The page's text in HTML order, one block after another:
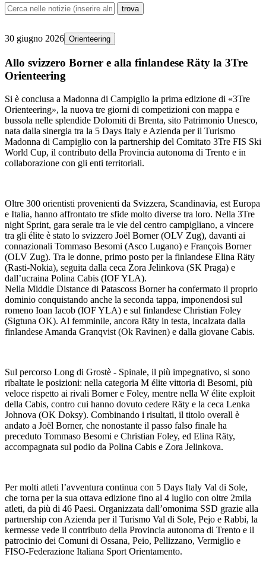
30 giugno 2026 Orienteering
Allo svizzero Borner e alla finlandese Räty la 3Tre
Orienteering
Si è conclusa a Madonna di Campiglio la prima edizione di «3Tre
Orienteering», la nuova tre giorni di competizioni con mappa e
bussola nelle splendide Dolomiti di Brenta, sito Patrimonio Unesco,
nata dalla sinergia tra la 5 Days Italy e Azienda per il Turismo
Madonna di Campiglio con la partnership del Comitato 3Tre FIS Ski
World Cup, il contributo della Provincia autonoma di Trento e in
collaborazione con gli enti territoriali.
Oltre 300 orientisti provenienti da Svizzera, Scandinavia, est Europa
e Italia, hanno affrontato tre sfide molto diverse tra loro. Nella 3Tre
night Sprint, gara serale tra le vie del centro campigliano, a vincere
tra gli élite è stato lo svizzero Joël Borner (OLV Zug), davanti ai
connazionali Tommaso Besomi (Asco Lugano) e François Borner
(OLV Zug). Tra le donne, primo posto per la finlandese Elina Räty
(Rasti-Nokia), seguita dalla ceca Zora Jelinkova (SK Praga) e
dall’ucraina Polina Cabis (IOF YLA).
Nella Middle Distance di Patascoss Borner ha confermato il proprio
dominio conquistando anche la seconda tappa, imponendosi sul
romeno Ioan Iacob (IOF YLA) e sul finlandese Christian Foley
(Sigtuna OK). Al femminile, ancora Räty in testa, incalzata dalla
finlandese Amanda Granqvist (Ok Ravinen) e dalla giovane Cabis.
Sul percorso Long di Grostè - Spinale, il più impegnativo, si sono
ribaltate le posizioni: nella categoria M élite vittoria di Besomi, più
veloce rispetto ai rivali Borner e Foley, mentre nella W élite exploit
della Cabis, contro cui hanno dovuto cedere Räty e la ceca Lenka
Johnova (OK Doksy). Combinando i risultati, il titolo overall è
andato a Joël Borner, che nonostante il passo falso finale ha
preceduto Tommaso Besomi e Christian Foley, ed Elina Räty,
accompagnata sul podio da Polina Cabis e Zora Jelinkova.
Per molti atleti l’avventura continua con 5 Days Italy Val di Sole,
che torna per la sua ottava edizione fino al 4 luglio con oltre 2mila
atleti, da più di 46 Paesi. Organizzata dall’omonima SSD grazie alla
partnership con Azienda per il Turismo Val di Sole, Pejo e Rabbi, la
kermesse vede il contributo della Provincia autonoma di Trento e il
patrocinio dei Comuni di Ossana, Peio, Pellizzano, Vermiglio e
FISO-Federazione Italiana Sport Orientamento.